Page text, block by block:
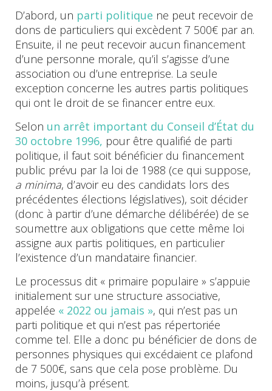
D’abord, un parti politique ne peut recevoir de
dons de particuliers qui excèdent 7 500€ par an.
Ensuite, il ne peut recevoir aucun financement
d’une personne morale, qu’il s’agisse d’une
association ou d’une entreprise. La seule
exception concerne les autres partis politiques
qui ont le droit de se financer entre eux.
Selon un arrêt important du Conseil d’État du
30 octobre 1996, pour être qualifié de parti
politique, il faut soit bénéficier du financement
public prévu par la loi de 1988 (ce qui suppose,
a minima, d’avoir eu des candidats lors des
précédentes élections législatives), soit décider
(donc à partir d’une démarche délibérée) de se
soumettre aux obligations que cette même loi
assigne aux partis politiques, en particulier
l’existence d’un mandataire financier.
Le processus dit « primaire populaire » s’appuie
initialement sur une structure associative,
appelée « 2022 ou jamais », qui n’est pas un
parti politique et qui n’est pas répertoriée
comme tel. Elle a donc pu bénéficier de dons de
personnes physiques qui excédaient ce plafond
de 7 500€, sans que cela pose problème. Du
moins, jusqu’à présent.